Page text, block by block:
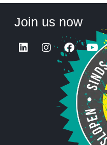
Join us now